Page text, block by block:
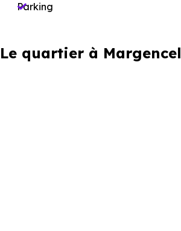
Parking
Le quartier à Margencel